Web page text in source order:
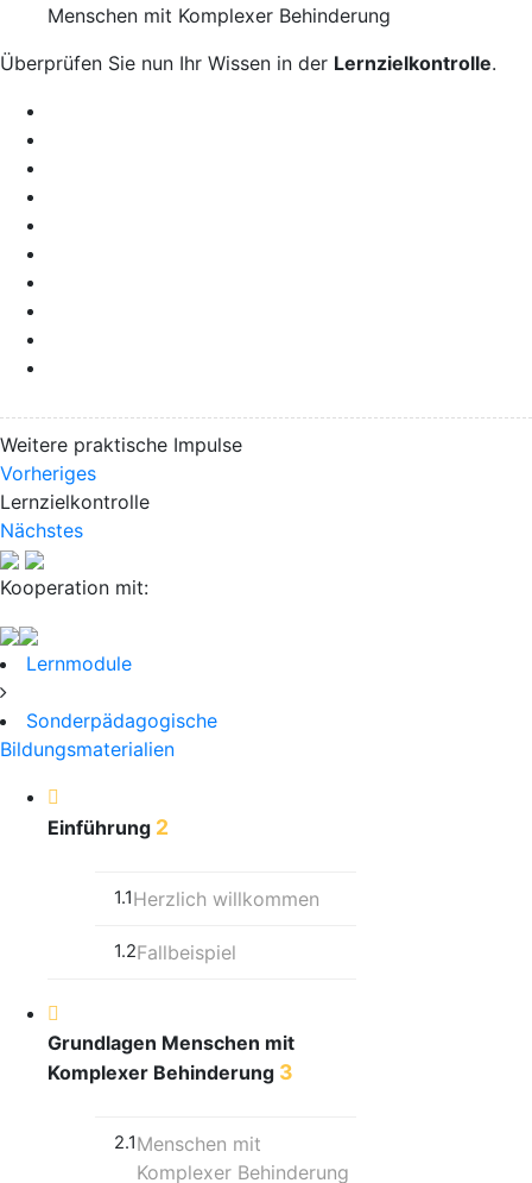
Menschen mit Komplexer Behinderung
Überprüfen Sie nun Ihr Wissen in der Lernzielkontrolle.
Weitere praktische Impulse
Vorheriges
Lernzielkontrolle
Nächstes
Kooperation mit:
Lernmodule
Sonderpädagogische
Bildungsmaterialien
Einführung 2
1.1Herzlich willkommen
1.2Fallbeispiel
Grundlagen Menschen mit
Komplexer Behinderung 3
2.1Menschen mit
Komplexer Behinderung